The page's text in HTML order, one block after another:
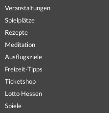
Veranstaltungen
Spielplätze
Rezepte
Meditation
Ausflugsziele
Freizeit-Tipps
Ticketshop
Lotto Hessen
Spiele